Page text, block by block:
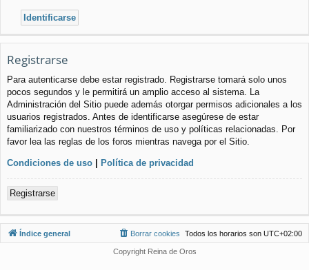
Registrarse
Para autenticarse debe estar registrado. Registrarse tomará solo unos
pocos segundos y le permitirá un amplio acceso al sistema. La
Administración del Sitio puede además otorgar permisos adicionales a los
usuarios registrados. Antes de identificarse asegúrese de estar
familiarizado con nuestros términos de uso y políticas relacionadas. Por
favor lea las reglas de los foros mientras navega por el Sitio.
Condiciones de uso | Política de privacidad
Registrarse
Índice general Todos los horarios son UTC+02:00
Borrar cookies
Copyright Reina de Oros